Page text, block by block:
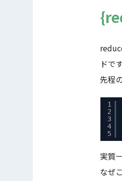
ドです
先程
1
2
3
4
5
実質
なぜ